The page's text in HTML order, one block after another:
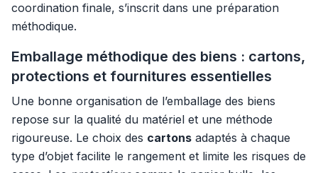
coordination finale, s’inscrit dans une préparation
méthodique.
Emballage méthodique des biens : cartons,
protections et fournitures essentielles
Une bonne organisation de l’emballage des biens
repose sur la qualité du matériel et une méthode
rigoureuse. Le choix des cartons adaptés à chaque
type d’objet facilite le rangement et limite les risques de